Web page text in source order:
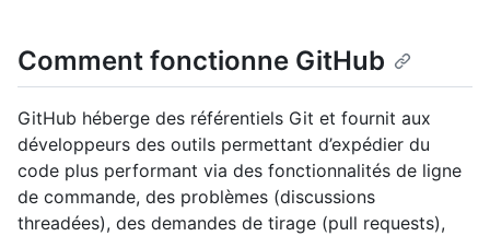
Comment fonctionne GitHub
GitHub héberge des référentiels Git et fournit aux
développeurs des outils permettant d’expédier du
code plus performant via des fonctionnalités de ligne
de commande, des problèmes (discussions
threadées), des demandes de tirage (pull requests),